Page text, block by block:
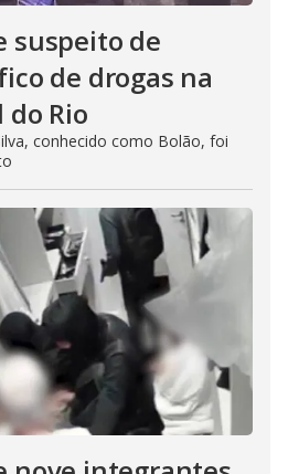
suspeito de
de drogas na
Rio
conhecido como Bolão, foi